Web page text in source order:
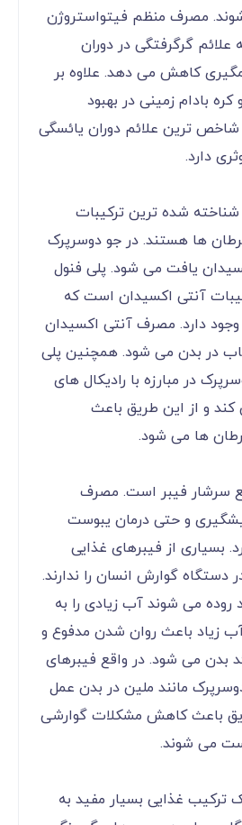
مصرف منظم فیتواستروژن
علائم گرگرفتگی در دوران
کاهش می دهد. علاوه بر
بادام زمینی در بهبود
ترین علائم دوران یائسگی
دارد.
شده ترین ترکیبات
ها هستند. در جو دوسرپرک
یافت می شود. پلی فنول
آنتی اکسیدان است که
دارد. مصرف آنتی اکسیدان
در بدن می شود. همچنین پلی
در مبارزه با رادیکال های
و از این طریق باعث
ها می شود.
سرشار فیبر است. مصرف
و حتی درمان یبوست
بسیاری از فیبرهای غذایی
گوارش انسان را ندارند.
روده می شوند آب زیادی را به
زیاد باعث روان شدن مدفوع و
بدن می شود. در واقع فیبرهای
مانند ملین در بدن عمل
باعث کاهش مشکلات گوارشی
می شوند.
ترکیب غذایی بسیار مفید به